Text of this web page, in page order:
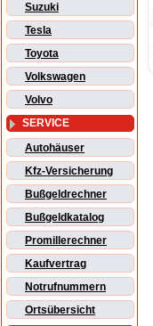
Suzuki
Tesla
Toyota
Volkswagen
Volvo
SERVICE
Autohäuser
Kfz-Versicherung
Bußgeldrechner
Bußgeldkatalog
Promillerechner
Kaufvertrag
Notrufnummern
Ortsübersicht